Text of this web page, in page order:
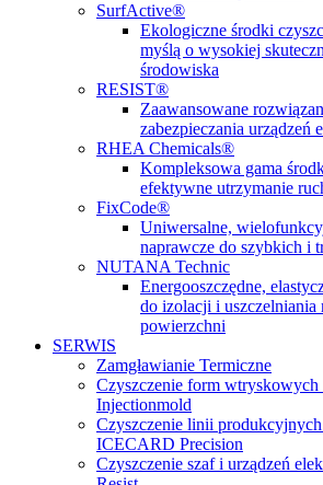
SurfActive®
Ekologiczne środki
myślą o wysokiej
środowiska
RESIST®
Zaawansowane
zabezpieczania urządzeń
RHEA Chemicals®
Kompleksowa gama
efektywne utrzymanie
FixCode®
Uniwersalne,
naprawcze do szybkich i
NUTANA Technic
Energooszczędne,
do izolacji i uszczelniania
powierzchni
SERWIS
Zamgławianie Termiczne
Czyszczenie form
Injectionmold
Czyszczenie linii
ICECARD Precision
Czyszczenie szaf i urządzeń